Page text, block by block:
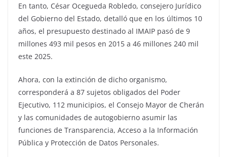
En tanto, César Ocegueda Robledo, consejero Jurídico
del Gobierno del Estado, detalló que en los últimos 10
años, el presupuesto destinado al IMAIP pasó de 9
millones 493 mil pesos en 2015 a 46 millones 240 mil
este 2025.
Ahora, con la extinción de dicho organismo,
corresponderá a 87 sujetos obligados del Poder
Ejecutivo, 112 municipios, el Consejo Mayor de Cherán
y las comunidades de autogobierno asumir las
funciones de Transparencia, Acceso a la Información
Pública y Protección de Datos Personales.